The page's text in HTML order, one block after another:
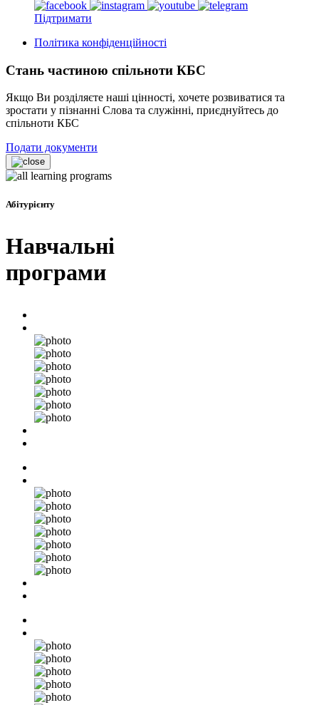
Підтримати
Політика конфіденційності
Стань частиною спільноти КБС
Якщо Ви розділяєте наші цінності, хочете розвиватися та
зростати у пізнанні Слова та служінні, приєднуйтесь до
спільноти КБС
Подати документи
Абітурієнту
Навчальні
програми